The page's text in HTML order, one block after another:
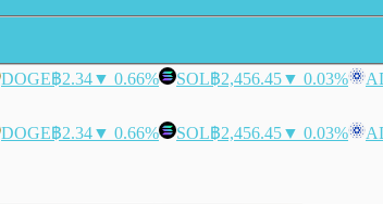
DOGE฿2.34▼ 0.66% SOL฿2,456.45▼ 0.03%
DOGE฿2.34▼ 0.66% SOL฿2,456.45▼ 0.03%